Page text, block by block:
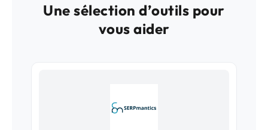
Une sélection d’outils pour
vous aider